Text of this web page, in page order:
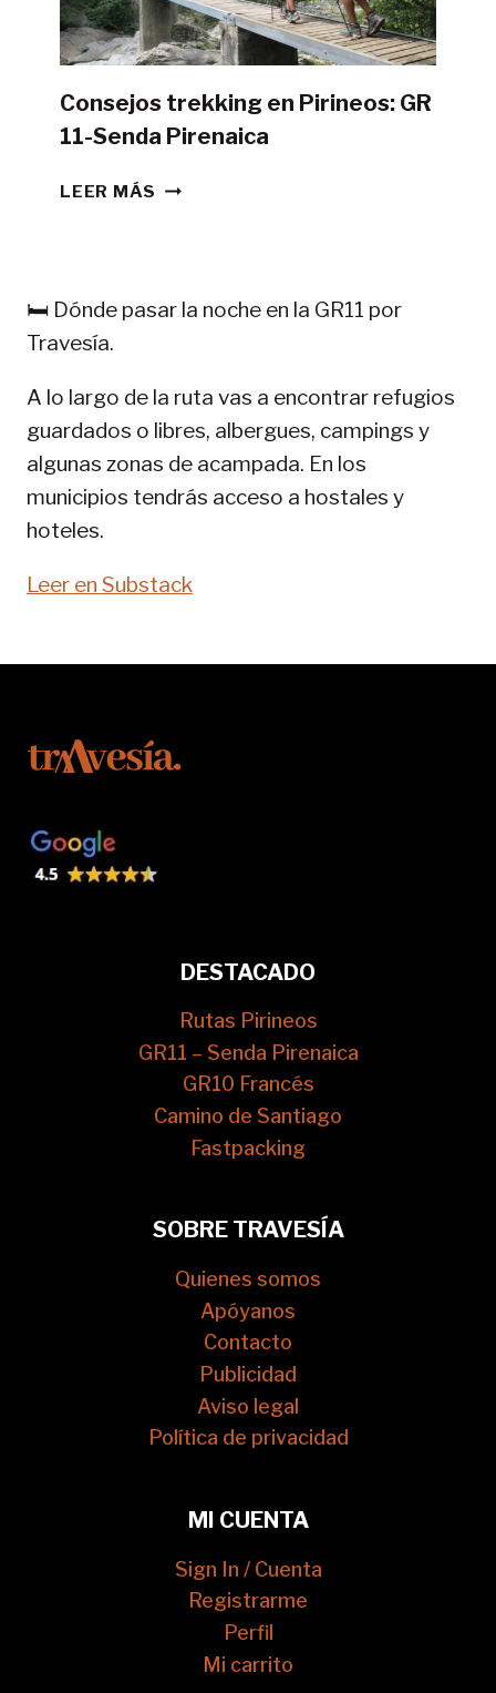
Consejos trekking en Pirineos: GR
11-Senda Pirenaica
LEER MÁS CONSEJOS
11-
🛏️ Dónde pasar la noche en la GR11 por
Travesía.
A lo largo de la ruta vas a encontrar refugios
guardados o libres, albergues, campings y
algunas zonas de acampada. En los
municipios tendrás acceso a hostales y
hoteles.
Leer en Substack
DESTACADO
Rutas Pirineos
GR11 – Senda Pirenaica
GR10 Francés
Camino de Santiago
Fastpacking
SOBRE TRAVESÍA
Quienes somos
Apóyanos
Contacto
Publicidad
Aviso legal
Política de privacidad
MI CUENTA
Sign In / Cuenta
Registrarme
Perfil
Mi carrito